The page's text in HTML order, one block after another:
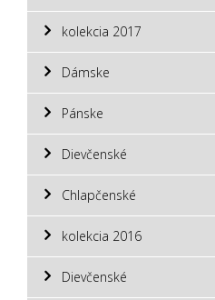
kolekcia 2017
Dámske
Pánske
Dievčenské
Chlapčenské
kolekcia 2016
Dievčenské